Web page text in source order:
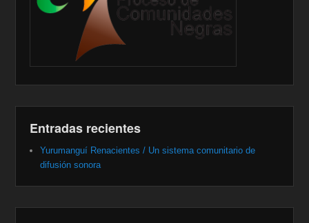
Entradas recientes
Yurumanguí Renacientes / Un sistema comunitario de
difusión sonora